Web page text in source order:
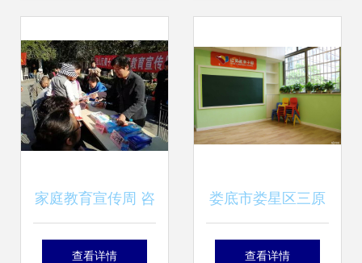
家庭教育宣传周 咨
询服务进社区，破
查看详情
娄底市娄星区三原
色教育信息咨询 深
查看详情